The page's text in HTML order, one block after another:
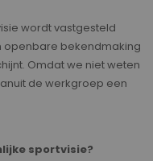
wordt vastgesteld
openbare bekendmaking
Omdat we niet weten
de werkgroep een
sportvisie?